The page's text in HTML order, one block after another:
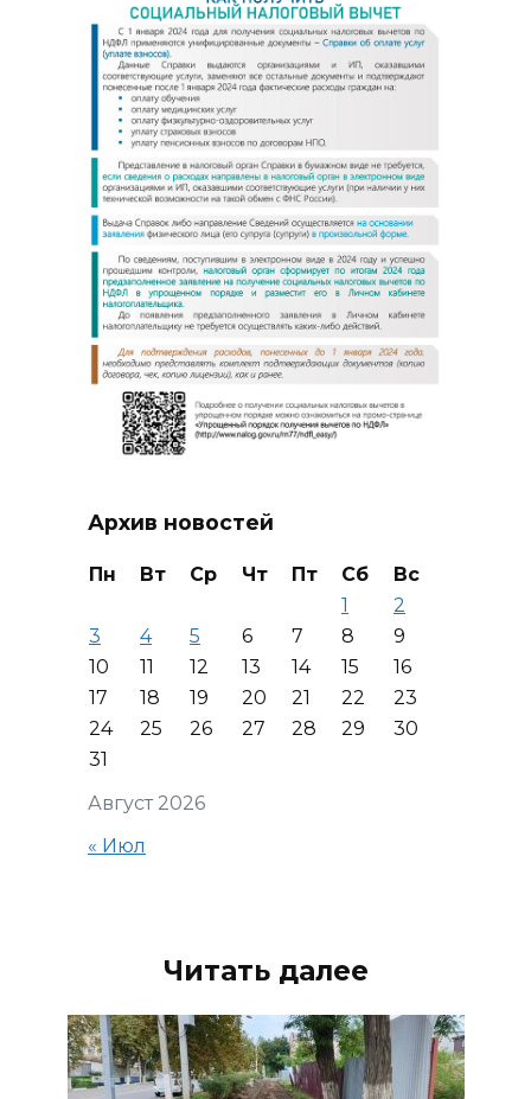
Архив новостей
Август 2026
Пн Вт Ср Чт Пт Сб
Вс
1
2
3
4 5 6 7 8
9
10
11 12 13 14 15
16
17
18 19 20 21 22
23
24
25 26 27 28 29
30
31
« Июл
Читать далее